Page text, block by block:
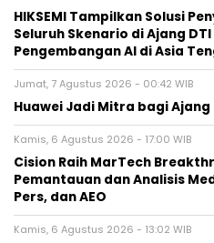
HIKSEMI Tampilkan Solusi
Seluruh Skenario di Ajang
Pengembangan AI di Asia
Jumat, 7 Agustus 2026 - 00:42 WIB
Huawei Jadi Mitra bagi Ajang
Kamis, 6 Agustus 2026 - 17:00 WIB
Cision Raih MarTech
Pemantauan dan Analisis
Pers, dan AEO
Kamis, 6 Agustus 2026 - 13:02 WIB